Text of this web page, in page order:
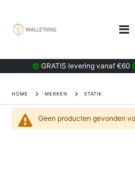
GRATIS levering vanaf €60
HOME MERKEN STATIK
Geen producten gevonden